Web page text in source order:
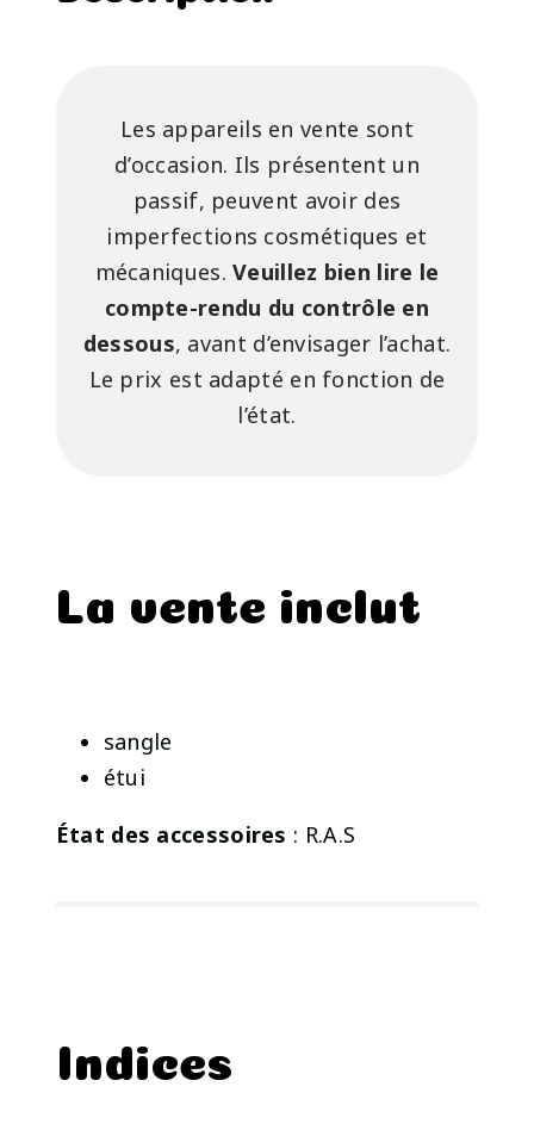
Les appareils en vente sont
d’occasion. Ils présentent un
passif, peuvent avoir des
imperfections cosmétiques et
mécaniques.Veuillez bien lire le
compte-rendu du contrôle en
dessous, avant d’envisager l’achat.
Le prix est adapté en fonction de
l’état.
La vente inclut
sangle
étui
État des accessoires : R.A.S
Indices